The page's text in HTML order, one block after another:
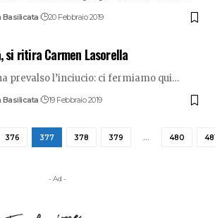
Basilicata 20 Febbraio 2019
si ritira Carmen Lasorella
prevalso l’inciucio: ci fermiamo qui…
Basilicata 19 Febbraio 2019
376 377 378 379 … 480
- Ad -